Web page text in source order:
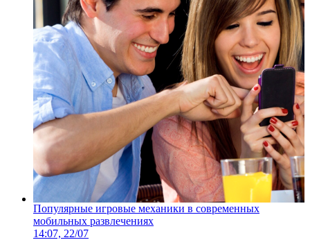
Популярные игровые механики в современных
мобильных развлечениях
14:07, 22/07